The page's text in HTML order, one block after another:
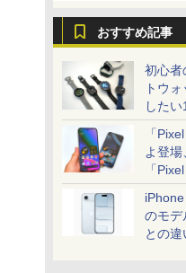
おすすめ記事
初心者
トウ
したい
「
よ登
「
のモ
との